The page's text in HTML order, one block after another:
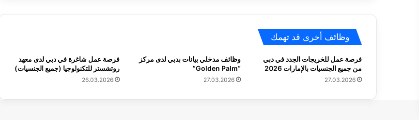
وظائف أخرى قد تهمك
فرصة عمل للخريجات الجدد في دبي
من جميع الجنسيات بالإمارات 2026
27.03.2026
وظائف مدخلي بيانات بدبي لدى مركز
“Golden Palm”
27.03.2026
فرصة عمل شاغرة في دبي لدى معهد
روتشستر للتكنولوجيا (جميع الجنسيات)
26.03.2026